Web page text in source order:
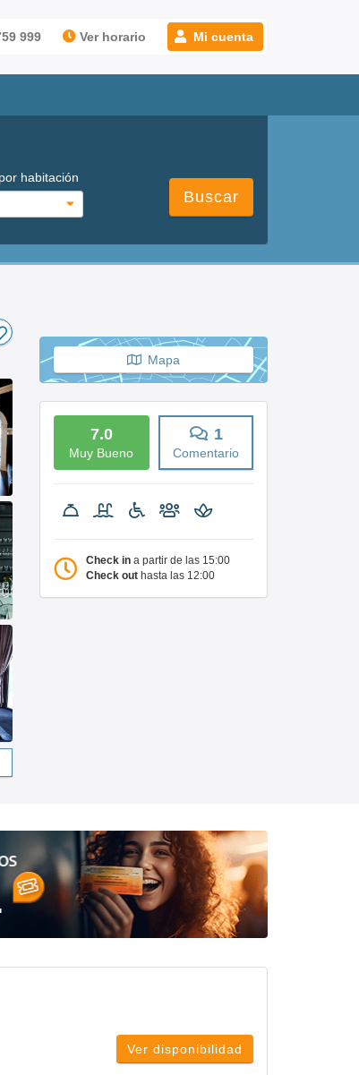
999 Ver horario Mi cuenta
habitación
Buscar
Mapa
7.0
Muy Bueno
1
Comentario
Check in a partir de las 15:00
Check out hasta las 12:00
Ver disponibilidad